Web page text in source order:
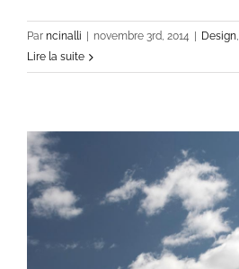
Par ncinalli novembre 3rd, 2014 Design,
Lire la suite